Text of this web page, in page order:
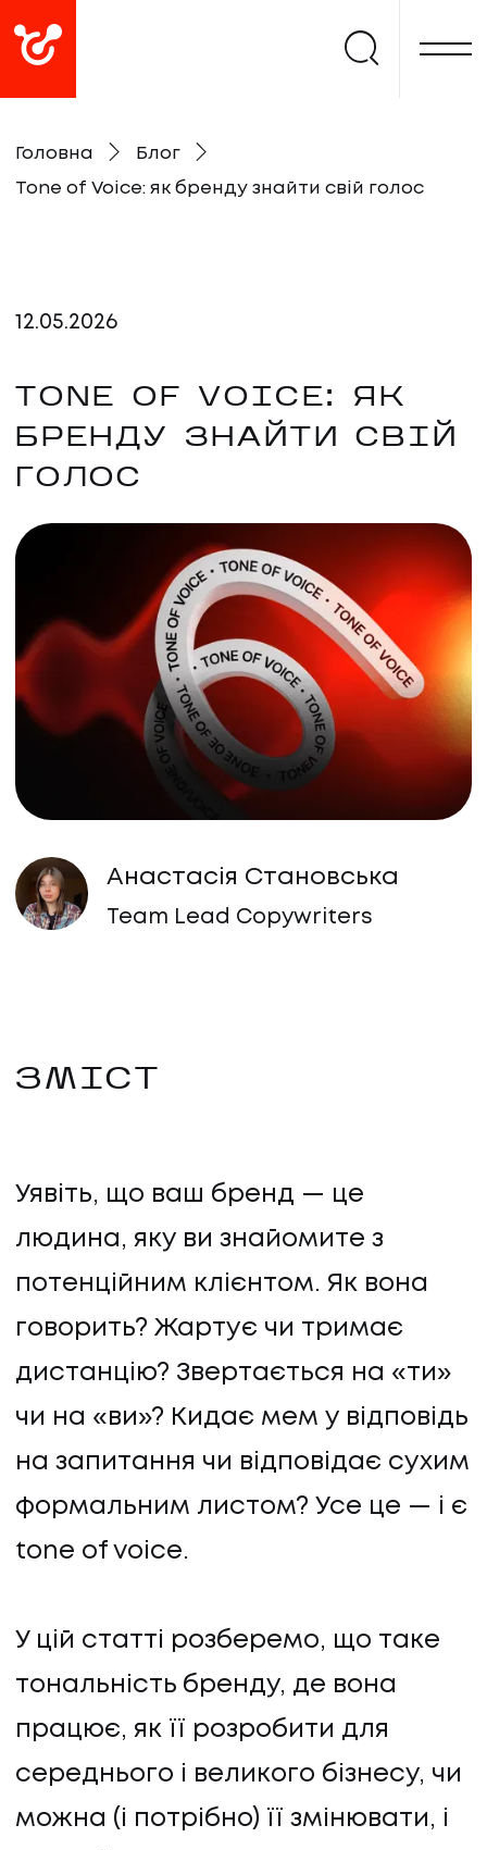
Головна Блог
Tone of Voice: як бренду знайти свій голос
12.05.2026
TONE OF VOICE: ЯК
БРЕНДУ ЗНАЙТИ СВІЙ
ГОЛОС
Анастасія Становська
Team Lead Copywriters
ЗМІСТ
Уявіть, що ваш бренд — це
людина, яку ви знайомите з
потенційним клієнтом. Як вона
говорить? Жартує чи тримає
дистанцію? Звертається на «ти»
чи на «ви»? Кидає мем у відповідь
на запитання чи відповідає сухим
формальним листом? Усе це — і є
tone of voice.
У цій статті розберемо, що таке
тональність бренду, де вона
працює, як її розробити для
середнього і великого бізнесу, чи
можна (і потрібно) її змінювати, і